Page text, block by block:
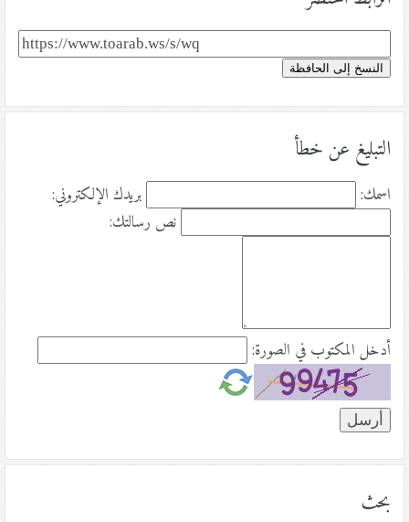
النسخ إلى الحافظة
التبليغ عن خطأ
اسمك:
بريدك الإلكتروني:
نص رسالتك:
أدخل المكتوب في الصورة:
بحث